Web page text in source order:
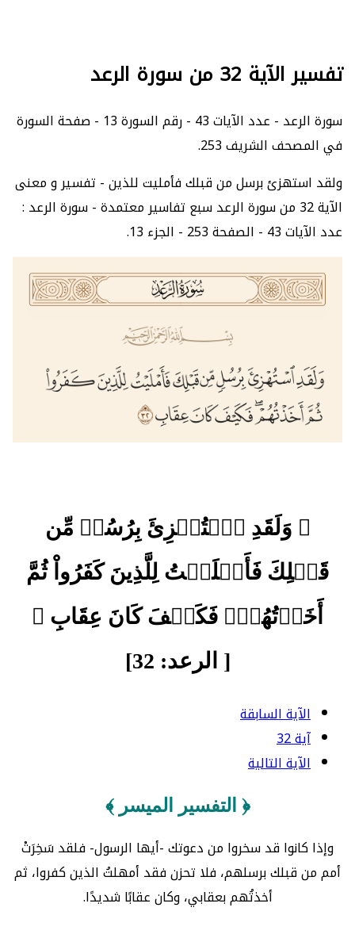
تفسير الآية 32 من سورة الرعد
سورة الرعد - عدد الآيات 43 - رقم السورة 13 - صفحة السورة
في المصحف الشريف 253.
ولقد استهزئ برسل من قبلك فأمليت للذين - تفسير و معنى
الآية 32 من سورة الرعد سبع تفاسير معتمدة - سورة الرعد :
عدد الآيات 43 - الصفحة 253 - الجزء 13.
﴿ وَلَقَدِ ٱسۡتُهۡزِئَ بِرُسُلٖ مِّن
قَبۡلِكَ فَأَمۡلَيۡتُ لِلَّذِينَ كَفَرُواْ ثُمَّ
أَخَذۡتُهُمۡۖ فَكَيۡفَ كَانَ عِقَابِ ﴾
[ الرعد: 32]
الآية السابقة
آية 32
الآية التالية
﴿ التفسير الميسر ﴾
وإذا كانوا قد سخروا من دعوتك -أيها الرسول- فلقد سَخِرَتْ
أمم من قبلك برسلهم، فلا تحزن فقد أمهلتُ الذين كفروا، ثم
أخذتُهم بعقابي، وكان عقابًا شديدًا.